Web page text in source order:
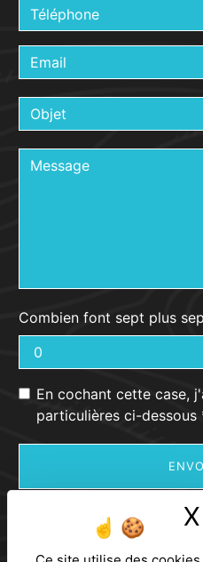
X
Combien font sept plus
En cochant cette case,
particulières ci-dessous
** Les données personnelles
aux fins de vous contacter et
informatisé. Elles sont
seul but de répondre à votre